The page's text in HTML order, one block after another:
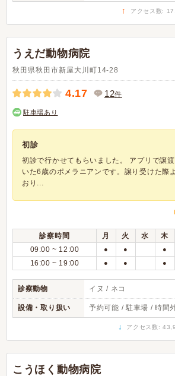
↑ アクセス数:
うえだ動物病院
秋田県秋田市新屋大川町14-28
4.17 12件
駐車場あり
初診
初診で行かせてもらいました。 アプリで譲
いた6歳のポメラニアンです。譲り受けた際
おり...
診察時間 月 火 水 木
09:00 ~ 12:00
● ● ●
16:00 ~ 19:00 ● ● ●
診察動物 イヌ / ネコ
設備・取り扱い 予約可能 / 駐車場 / 時間
↓ アクセス数:
こうほく動物病院